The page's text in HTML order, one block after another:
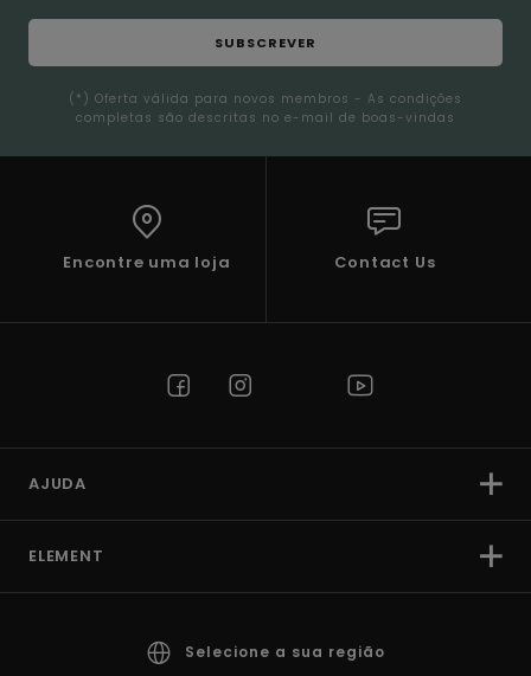
SUBSCREVER
(*) Oferta válida para novos membros - As condições
completas são descritas no e-mail de boas-vindas
Encontre uma loja Contact Us
AJUDA
ELEMENT
Selecione a sua região